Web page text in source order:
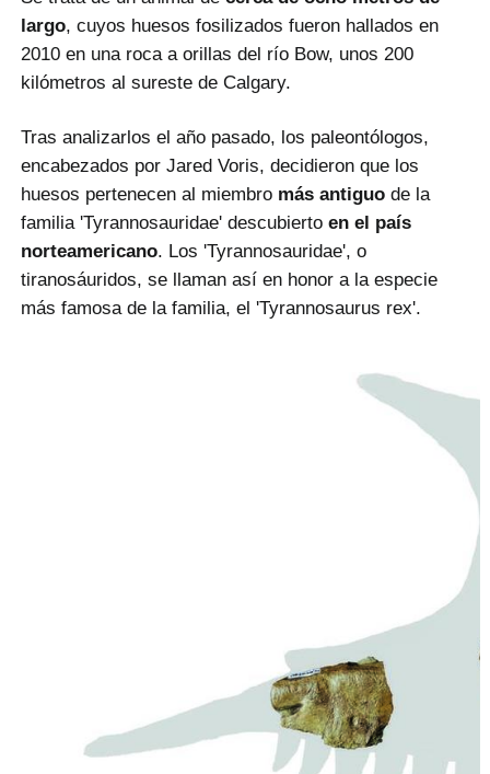
largo, cuyos huesos fosilizados fueron hallados en
2010 en una roca a orillas del río Bow, unos 200
kilómetros al sureste de Calgary.
Tras analizarlos el año pasado, los paleontólogos,
encabezados por Jared Voris, decidieron que los
huesos pertenecen al miembro más antiguode la
familia 'Tyrannosauridae' descubierto en el país
norteamericano. Los 'Tyrannosauridae', o
tiranosáuridos, se llaman así en honor a la especie
más famosa de la familia, el 'Tyrannosaurus rex'.